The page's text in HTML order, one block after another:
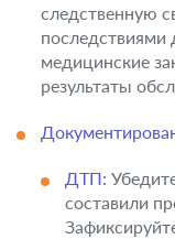
следственную
последствиями
медицинские
результаты
ДТП:
составили